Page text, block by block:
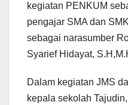
kegiatan PENKUM
pengajar SMA dan
sebagai narasumber
Syarief Hidayat,
Dalam kegiatan JMS
kepala sekolah